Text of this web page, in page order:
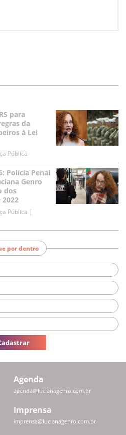
para
da
à Lei
Pública
Polícia Penal
Genro
dos
Pública |
por dentro
Agenda
agenda@lucianagenro.com.br
Imprensa
imprensa@lucianagenro.com.br